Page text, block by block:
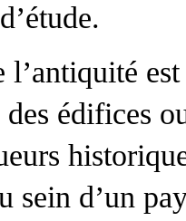
l’antiquité
édifices
sein d’un